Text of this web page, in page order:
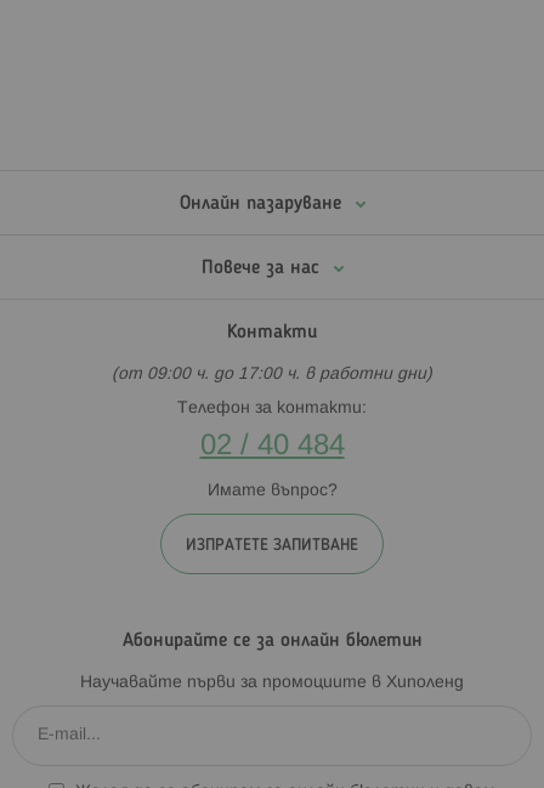
Онлайн пазаруване
Повече за нас
Контакти
(от 09:00 ч. до 17:00 ч. в работни дни)
Телефон за контакти:
02 / 40 484
Имате въпрос?
ИЗПРАТЕТЕ ЗАПИТВАНЕ
Абонирайте се за онлайн бюлетин
Научавайте първи за промоциите в Хиполенд